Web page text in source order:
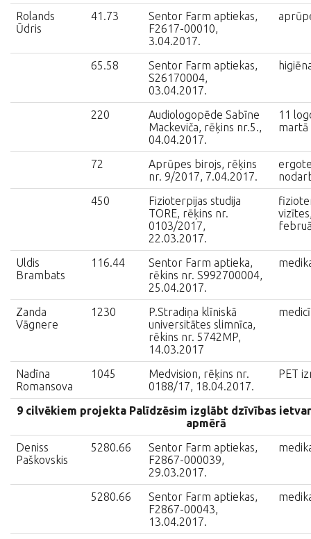
Rolands
Ūdris
41.73
Sentor Farm aptiekas,
F2617-00010,
3.04.2017.
65.58
Sentor Farm aptiekas,
S26170004,
03.04.2017.
220
Audiologopēde Sabīne
Mackeviča, rēķins nr.5.,
04.04.2017.
11
martā
72
Aprūpes birojs, rēķins
nr. 9/2017, 7.04.2017.
450
Fizioterpijas studija
TORE, rēķins nr.
0103/2017,
22.03.2017.
Uldis
Brambats
116.44
Sentor Farm aptieka,
rēkins nr. S992700004,
25.04.2017.
Zanda
Vāgnere
1230
P.Stradiņa klīniskā
universitātes slimnīca,
rēkins nr. 5742MP,
14.03.2017
Nadīna
Romansova
1045
Medvision, rēķins nr.
0188/17, 18.04.2017.
PET
9 cilvēkiem projekta Palīdzēsim izglābt dzīvības
apmērā
Deniss
Paškovskis
5280.66
Sentor Farm aptiekas,
F2867-000039,
29.03.2017.
5280.66
Sentor Farm aptiekas,
F2867-00043,
13.04.2017.